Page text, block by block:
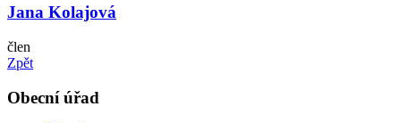
Jana Kolajová
člen
Zpět
Obecní úřad